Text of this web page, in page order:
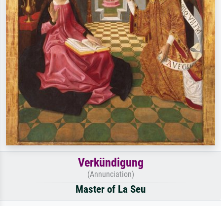
Verkündigung
(Annunciation)
Master of La Seu